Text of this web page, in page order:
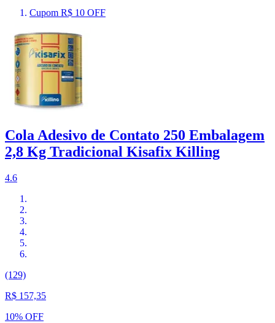
Cupom R$ 10 OFF
Cola Adesivo de Contato 250 Embalagem
2,8 Kg Tradicional Kisafix Killing
4.6
(129)
R$ 157,35
10% OFF